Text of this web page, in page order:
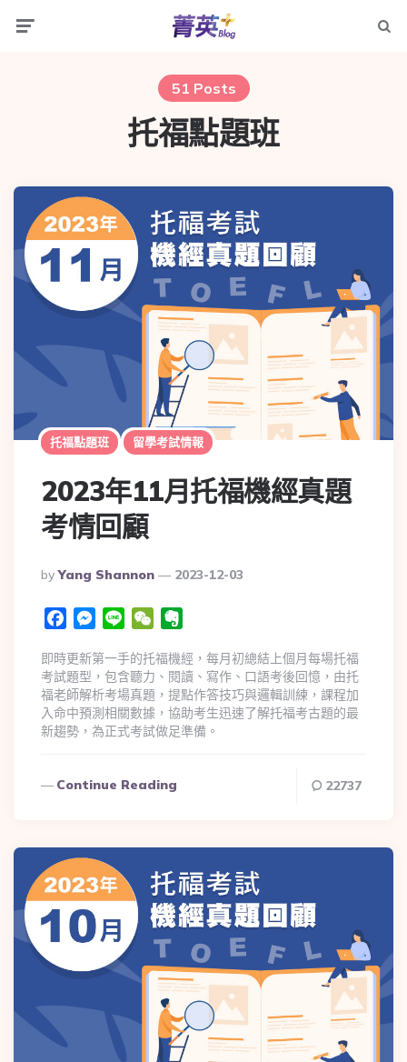
51 Posts
托福點題班
托福點題班 留學考試情報
2023年11月托福機經真題
考情回顧
By Yang Shannon 2023-12-03
FacebookMessenger
Line WeChat
即時更新第一手的托福機經，每月初總結上個月每場托福
考試題型，包含聽力、閱讀、寫作、口語考後回憶，由托
福老師解析考場真題，提點作答技巧與邏輯訓練，課程加
入命中預測相關數據，協助考生迅速了解托福考古題的最
新趨勢，為正式考試做足準備。
Continue Reading 22737